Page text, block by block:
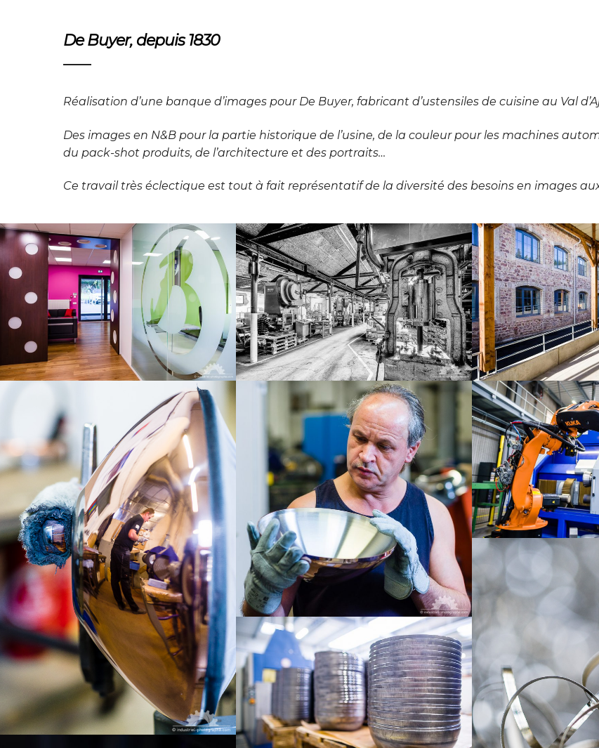
De Buyer, depuis 1830
Réalisation d’une banque d’images pour De Buyer, fabricant d’ustensiles de cuisine au Val
Des images en N&B pour la partie historique de l’usine, de la couleur pour les machines
du pack-shot produits, de l’architecture et des portraits…
Ce travail très éclectique est tout à fait représentatif de la diversité des besoins en images